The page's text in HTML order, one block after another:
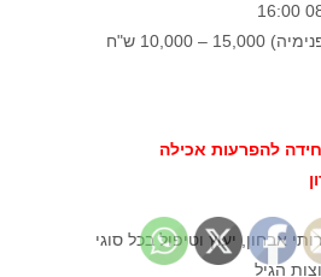
עלויות: תוכנית מלאה (פנימיה) 15,000 – 10,000 ש"ח
להפרעות אכילה
אבחון, יעוץ וטיפול בכל סוגי
הגיל